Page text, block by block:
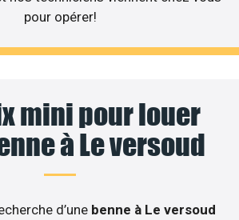
pour opérer!
mini pour louer
à Le versoud
d’une benne à Le versoud